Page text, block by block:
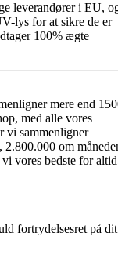
leverandører i EU,
lys for at sikre de er
100% ægte
mere end
med alle vores
vi sammenligner
2.800.000 om
vores bedste for
fortrydelsesret på dit